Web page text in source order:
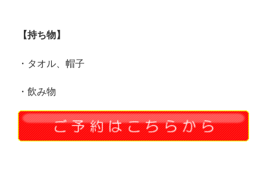
【持ち物】
・タオル、帽子
・飲み物